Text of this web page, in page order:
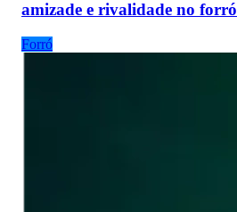
amizade e rivalidade no forró
Forró